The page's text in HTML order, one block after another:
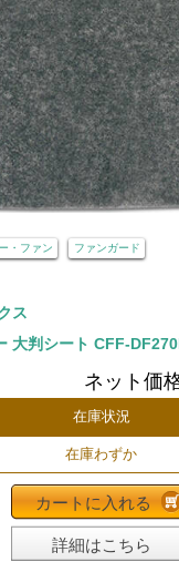
・ファン ファンガード
ス
大判シート CFF-
ネット価
在庫状況
在庫わずか
カートに入れる
詳細はこちら